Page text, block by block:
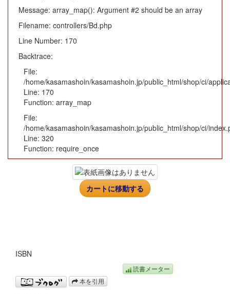
Message: array_map(): Argument #2 should be an array
Filename: controllers/Bd.php
Line Number: 170
Backtrace:
File:
/home/kasamashoin/kasamashoin.jp/public_html/shop/ci/
Line: 170
Function: array_map
File:
/home/kasamashoin/kasamashoin.jp/public_html/shop/ci/
Line: 320
Function: require_once
カートに移動する
ISBN
読書メーター
本を引用